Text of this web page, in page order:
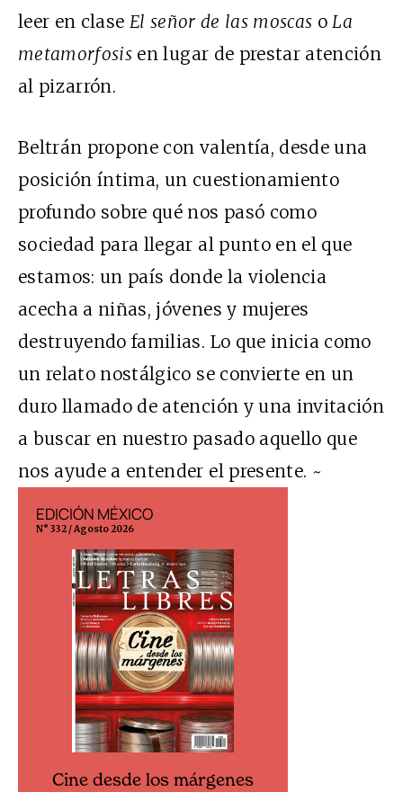
leer en clase El señor de las moscas oLa
metamorfosis en lugar de prestar atención
al pizarrón.
Beltrán propone con valentía, desde una
posición íntima, un cuestionamiento
profundo sobre qué nos pasó como
sociedad para llegar al punto en el que
estamos: un país donde la violencia
acecha a niñas, jóvenes y mujeres
destruyendo familias. Lo que inicia como
un relato nostálgico se convierte en un
duro llamado de atención y una invitación
a buscar en nuestro pasado aquello que
nos ayude a entender el presente. ~
EDICIÓN MÉXICO
N° 332 / Agosto 2026
Cine desde los márgenes